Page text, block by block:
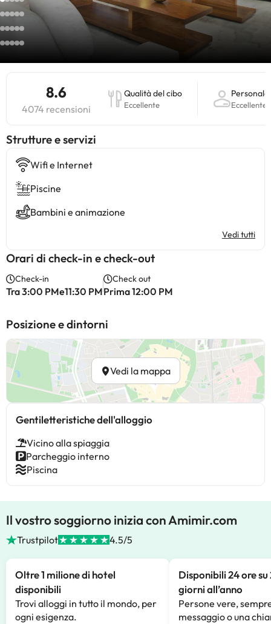
8.6
4074 recensioni
Qualità del cibo
Eccellente
Personale
Eccellente
​Strutture e servizi
Wifi e Internet
Piscine
Bambini e animazione
Vedi tutti
Orari di check-in e check-out
Check-in
Tra 3:00 PMe11:30 PM
Check out
Prima 12:00 PM
Posizione e dintorni
Vedi la mappa
Gentiletteristiche dell'alloggio
Vicino alla spiaggia
Parcheggio interno
Piscina
Il vostro soggiorno inizia con Amimir.com
Trustpilot 4.5/5
Oltre 1 milione di hotel
disponibili
Trovi alloggi in tutto il mondo, per
ogni esigenza.
Disponibili 24 ore su
giorni all’anno
Persone vere,
messaggio o una